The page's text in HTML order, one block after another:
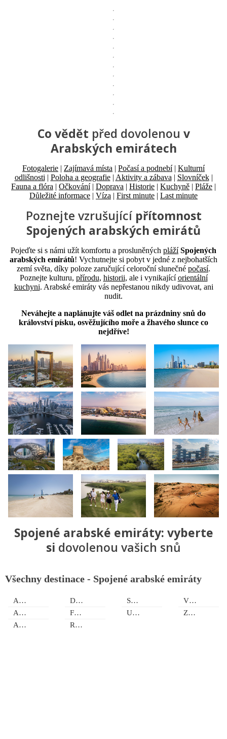
Co vědět před dovolenou v
Arabských emirátech
Fotogalerie | Zajímavá místa | Počasí a podnebí| Kulturní
odlišnosti | Poloha a geografie| Aktivity a zábava | Slovníček|
Fauna a flóra | Očkování| Doprava | Historie | Kuchyně | Pláže |
Důležité informace | Víza | First minute | Last minute
Poznejte vzrušující přítomnost
Spojených arabských emirátů
Pojeďte si s námi užít komfortu a prosluněných pláží Spojených
arabských emirátů! Vychutnejte si pobyt v jedné z nejbohatších
zemí světa, díky poloze zaručující celoroční slunečné počasí.
Poznejte kulturu, přírodu, historii, ale i vynikajícíorientální
kuchyni. Arabské emiráty vás nepřestanou nikdy udivovat, ani
nudit.
Neváhejte a naplánujte váš odlet na prázdniny snů do
království písku, osvěžujícího moře a žhavého slunce co
nejdříve!
Spojené arabské emiráty: vyberte
si dovolenou vašich snů
Všechny destinace - Spojené arabské emiráty
Abu Dhabi
Ajman
Al Ain
Dubaj
Fujairah
Ras Al-Khaimah
Sharjah
Umm Al Quwain
Vnitrozemí
Západní pobřeží